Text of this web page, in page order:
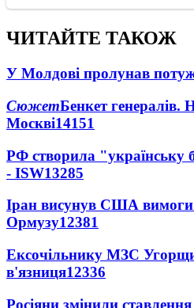
ЧИТАЙТЕ ТАКОЖ
У Молдові пролунав
СюжетБенкет генералів.
Москві14151
РФ створила "українську
- ISW13285
Іран висунув США вимоги
Ормузу12381
Ексочільнику МЗС
в'язниця12336
Росіяни змінили